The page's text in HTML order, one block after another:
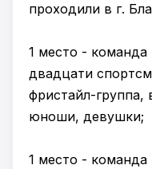
проходили в г.
1 место - команда
двадцати
фристайл-группа,
юноши, девушки;
1 место - команда